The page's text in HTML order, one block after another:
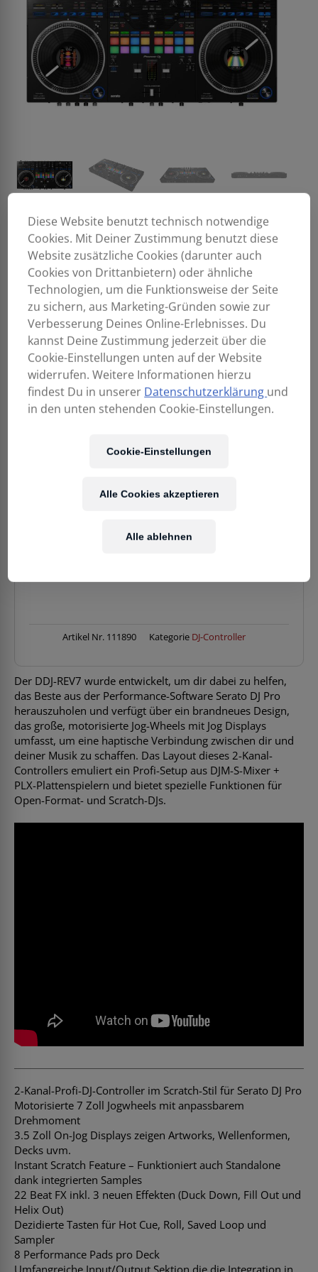
1.999,00€
Enthält 20% MwSt.
Artikel Nr. 111890 Kategorie DJ-Controller
Der DDJ-REV7 wurde entwickelt, um dir dabei zu helfen,
das Beste aus der Performance-Software Serato DJ Pro
herauszuholen und verfügt über ein brandneues Design,
das große, motorisierte Jog-Wheels mit Jog Displays
umfasst, um eine haptische Verbindung zwischen dir und
deiner Musik zu schaffen. Das Layout dieses 2-Kanal-
Controllers emuliert ein Profi-Setup aus DJM-S-Mixer +
PLX-Plattenspielern und bietet spezielle Funktionen für
Open-Format- und Scratch-DJs.
2-Kanal-Profi-DJ-Controller im Scratch-Stil für Serato DJ Pro
Motorisierte 7 Zoll Jogwheels mit anpassbarem
Drehmoment
3.5 Zoll On-Jog Displays zeigen Artworks, Wellenformen,
Decks uvm.
Instant Scratch Feature – Funktioniert auch Standalone
dank integrierten Samples
22 Beat FX inkl. 3 neuen Effekten (Duck Down, Fill Out und
Helix Out)
Dezidierte Tasten für Hot Cue, Roll, Saved Loop und
Sampler
8 Performance Pads pro Deck
Umfangreiche Input/Output Sektion die die Integration in
Diese Website benutzt technisch notwendige
Cookies. Mit Deiner Zustimmung benutzt diese
Website zusätzliche Cookies (darunter auch
Cookies von Drittanbietern) oder ähnliche
Technologien, um die Funktionsweise der Seite
zu sichern, aus Marketing-Gründen sowie zur
Verbesserung Deines Online-Erlebnisses. Du
kannst Deine Zustimmung jederzeit über die
Cookie-Einstellungen unten auf der Website
widerrufen. Weitere Informationen hierzu
findest Du in unserer Datenschutzerklärung und
in den unten stehenden Cookie-Einstellungen.
Cookie-Einstellungen
Alle ablehnen
Alle Cookies akzeptieren